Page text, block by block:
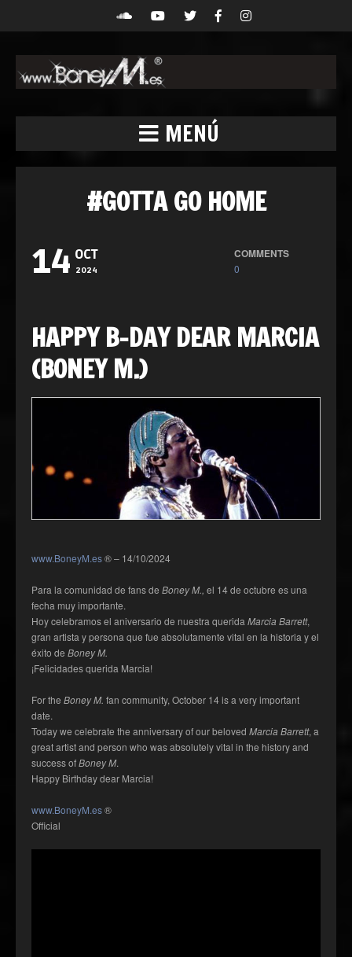
MENÚ
#GOTTA GO HOME
14 OCT
2024
COMMENTS
0
HAPPY B-DAY DEAR MARCIA
(BONEY M.)
www.BoneyM.es® – 14/10/2024
Para la comunidad de fans de Boney M., el 14 de octubre es una
fecha muy importante.
Hoy celebramos el aniversario de nuestra querida Marcia Barrett,
gran artista y persona que fue absolutamente vital en la historia y el
éxito de Boney M.
¡Felicidades querida Marcia!
For the Boney M. fan community, October 14 is a very important
date.
Today we celebrate the anniversary of our beloved Marcia Barrett, a
great artist and person who was absolutely vital in the history and
success ofBoney M.
Happy Birthday dear Marcia!
www.BoneyM.es®
Official